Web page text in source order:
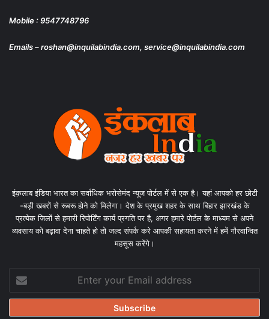
Mobile : 9547748796
Emails – roshan@inquilabindia.com, service@inquilabindia.com
इंक़लाब इंडिया भारत का सर्वाधिक भरोसेमंद न्यूज पोर्टल में से एक है। यहां आपको हर छोटी
-बड़ी खबरों से रूबरू होने को मिलेगा। देश के प्रमुख शहर के साथ बिहार झारखंड के
प्रत्येक जिलों से हमारी रिपोर्टिंग कार्य प्रगति पर है, अगर हमारे पोर्टल के माध्यम से अपने
व्यवसाय को बढ़ावा देना चाहते हो तो जल्द संपर्क करे आपकी सहायता करने में हमें गौरवान्वित
महसूस करेंगे।
your
Email